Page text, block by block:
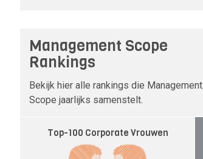
Management Scope
Rankings
Bekijk hier alle rankings die Management
Scope jaarlijks samenstelt.
Top-100 Corporate Vrouwen